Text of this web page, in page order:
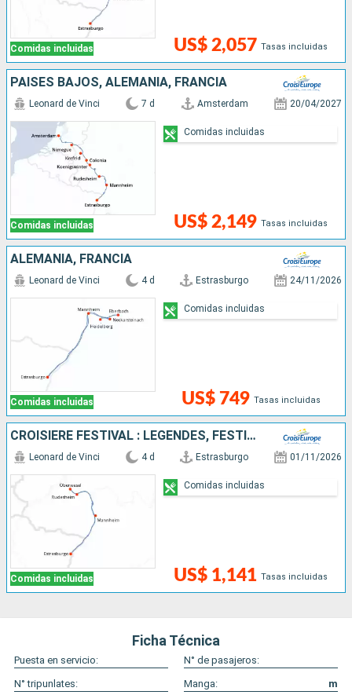
Comidas incluidas US$ 2,057 Tasas incluidas
PAISES BAJOS, ALEMANIA, FRANCIA
Comidas incluidas
Leonard de Vinci 7 d Amsterdam 20/04/2027
US$ 2,149 Tasas incluidas
Comidas incluidas
ALEMANIA, FRANCIA
Comidas incluidas
Leonard de Vinci 4 d Estrasburgo 24/11/2026
US$ 749 Tasas incluidas
Comidas incluidas
CROISIÈRE FESTIVAL : LÉGENDES, FESTIVITÉS ET GOURMANDISES SUR LE RHIN ROMANTIQUE
Comidas incluidas
Leonard de Vinci 4 d Estrasburgo 01/11/2026
US$ 1,141 Tasas incluidas
Comidas incluidas
Ficha Técnica
Puesta en servicio:
N° de pasajeros:
N° tripunlates:
Manga:
m